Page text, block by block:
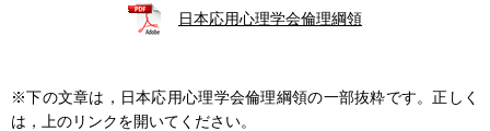
日本応用心理学会倫理綱領
※下の文章は，日本応用心理学会倫理綱領の一部抜粋です。正しく
は，上のリンクを開いてください。